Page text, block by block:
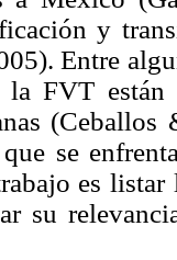
y
Entre
la FVT
se
es listar
su